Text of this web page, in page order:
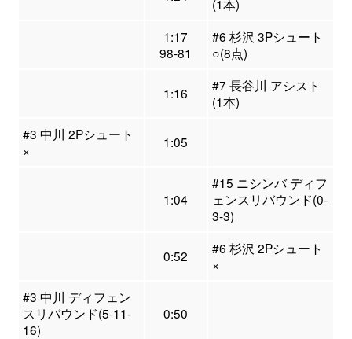
(1本)
1:17
98-81
#6 杉沢 3Pシュート
○(8点)
1:16
#7 長谷川 アシスト
(1本)
#3 中川 2Pシュート
×
1:05
1:04
#15 ニシンバ ディフ
ェンスリバウンド(0-
3-3)
0:52
#6 杉沢 2Pシュート
×
#3 中川 ディフェン
スリバウンド(5-11-
16)
0:50